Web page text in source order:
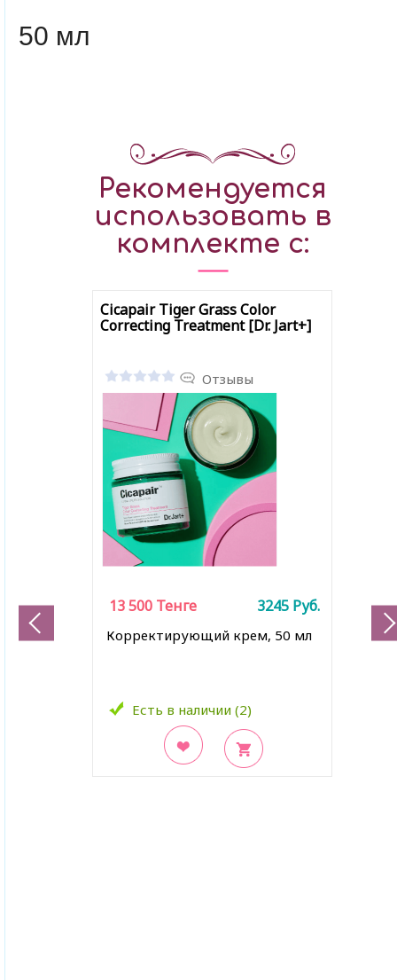
50 мл
Рекомендуется
использовать в
комплекте с:
Cicapair Tiger Grass Color
Correcting Treatment [Dr. Jart+]
Отзывы
Корректирующий крем, 50 мл
Есть в наличии (2)
13 500 Тенге 3245 Руб.